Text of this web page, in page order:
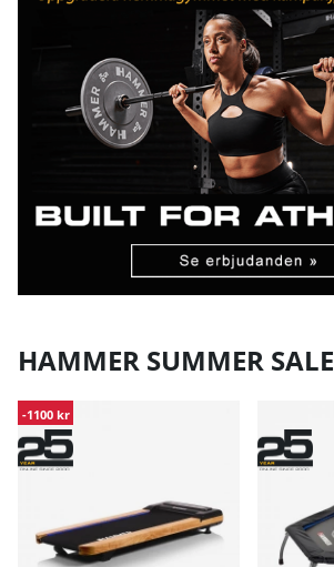
HAMMER SUMMER SALE
-1100 kr